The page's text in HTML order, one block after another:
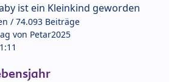
ist ein Kleinkind geworden
/ 74.093 Beiträge
von Petar2025